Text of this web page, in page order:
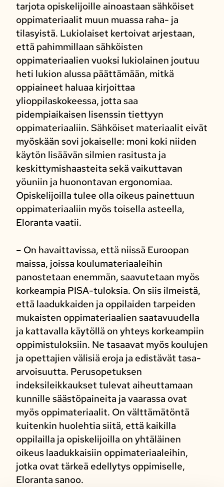
tarjota opiskelijoille ainoastaan sähköiset
oppimateriaalit muun muassa raha- ja
tilasyistä. Lukiolaiset kertoivat arjestaan,
että pahimmillaan sähköisten
oppimateriaalien vuoksi lukiolainen joutuu
heti lukion alussa päättämään, mitkä
oppiaineet haluaa kirjoittaa
ylioppilaskokeessa, jotta saa
pidempiaikaisen lisenssin tiettyyn
oppimateriaaliin. Sähköiset materiaalit eivät
myöskään sovi jokaiselle: moni koki niiden
käytön lisäävän silmien rasitusta ja
keskittymishaasteita sekä vaikuttavan
yöuniin ja huonontavan ergonomiaa.
Opiskelijoilla tulee olla oikeus painettuun
oppimateriaaliin myös toisella asteella,
Eloranta vaatii.
– On havaittavissa, että niissä Euroopan
maissa, joissa koulumateriaaleihin
panostetaan enemmän, saavutetaan myös
korkeampia PISA-tuloksia. On siis ilmeistä,
että laadukkaiden ja oppilaiden tarpeiden
mukaisten oppimateriaalien saatavuudella
ja kattavalla käytöllä on yhteys korkeampiin
oppimistuloksiin. Ne tasaavat myös koulujen
ja opettajien välisiä eroja ja edistävät tasa-
arvoisuutta. Perusopetuksen
indeksileikkaukset tulevat aiheuttamaan
kunnille säästöpaineita ja vaarassa ovat
myös oppimateriaalit. On välttämätöntä
kuitenkin huolehtia siitä, että kaikilla
oppilailla ja opiskelijoilla on yhtäläinen
oikeus laadukkaisiin oppimateriaaleihin,
jotka ovat tärkeä edellytys oppimiselle,
Eloranta sanoo.